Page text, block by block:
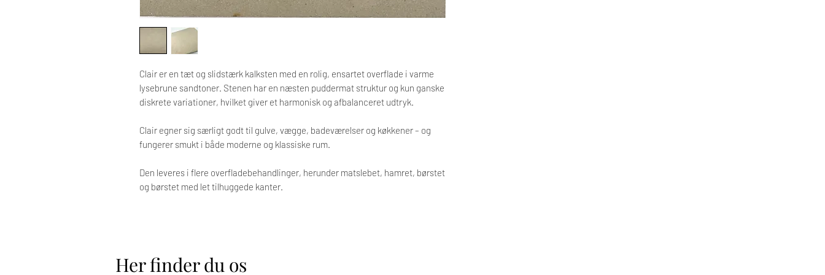
Clair er en tæt og slidstærk kalksten med en rolig, ensartet overflade i varme
lysebrune sandtoner. Stenen har en næsten puddermat struktur og kun ganske
diskrete variationer, hvilket giver et harmonisk og afbalanceret udtryk.
Clair egner sig særligt godt til gulve, vægge, badeværelser og køkkener – og
fungerer smukt i både moderne og klassiske rum.
Den leveres i flere overfladebehandlinger, herunder matslebet, hamret, børstet
og børstet med let tilhuggede kanter.
Her finder du os